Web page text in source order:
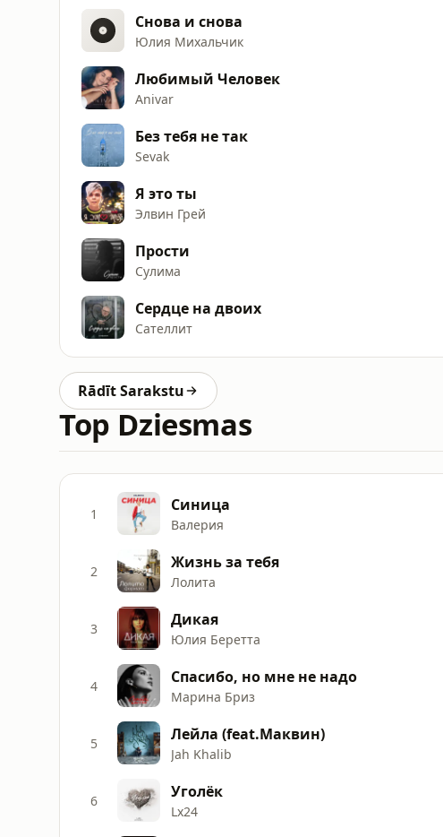
Снова и снова
Юлия Михальчик
Любимый Человек
Anivar
Без тебя не так
Sevak
Я это ты
Элвин Грей
Прости
Сулима
Сердце на двоих
Сателлит
Rādīt Sarakstu
Top Dziesmas
1 Синица
Валерия
2 Жизнь за тебя
Лолита
3 Дикая
Юлия Беретта
4 Спасибо, но мне не надо
Марина Бриз
5 Лейла (feat.Маквин)
Jah Khalib
6 Уголёк
Lx24